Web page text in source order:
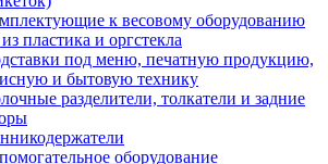
к весовому оборудованию
пластика и оргстекла
под меню, печатную продукцию,
и бытовую технику
разделители, толкатели и задние
оборудование